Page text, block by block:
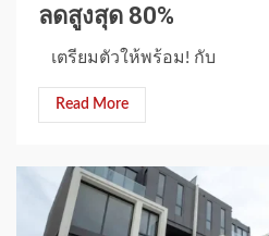
ลดสูงสุด 80%
เตรียมตัวให้พร้อม! กับ
Read More